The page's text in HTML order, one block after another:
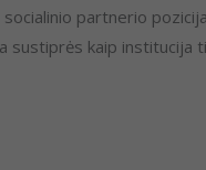
partnerio
sustiprės kaip institucija